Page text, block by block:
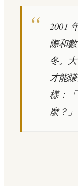
2001
際和
冬。
才能
樣：
麼？」